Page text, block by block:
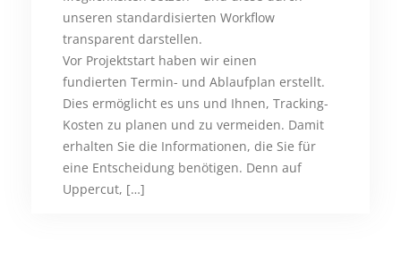
unseren standardisierten Workflow
transparent darstellen.
Vor Projektstart haben wir einen
fundierten Termin- und Ablaufplan erstellt.
Dies ermöglicht es uns und Ihnen, Tracking-
Kosten zu planen und zu vermeiden. Damit
erhalten Sie die Informationen, die Sie für
eine Entscheidung benötigen. Denn auf
Uppercut, […]